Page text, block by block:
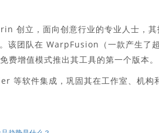
立，面向创意行业的专业人士，其
该团队在 WarpFusion（一款产生了
增值模式推出其工具的第一个版本。
软件集成，巩固其在工作室、机构